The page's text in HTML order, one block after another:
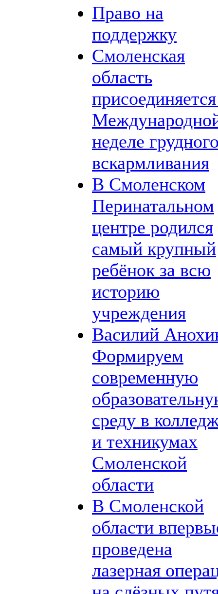
Право на
поддержку
Смоленская
область
неделе
вскармливания
В Смоленском
Перинатальном
центре родился
самый крупный
ребёнок за всю
историю
учреждения
Василий
Формируем
современную
среду в
и техникумах
Смоленской
области
В Смоленской
области
проведена
лазерная